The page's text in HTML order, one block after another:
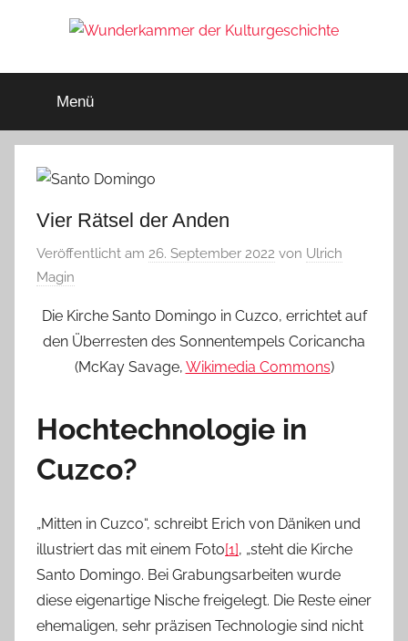
Wunderkammer
der
Kulturgeschichte
Geschichte
&
Archäologie
Menü
Vier Rätsel der Anden
Veröffentlicht am 26. September 2022 von Ulrich
Magin
Die Kirche Santo Domingo in Cuzco, errichtet auf
den Überresten des Sonnentempels Coricancha
(McKay Savage, Wikimedia Commons)
Hochtechnologie in
Cuzco?
„Mitten in Cuzco“, schreibt Erich von Däniken und
illustriert das mit einem Foto[1], „steht die Kirche
Santo Domingo. Bei Grabungsarbeiten wurde
diese eigenartige Nische freigelegt. Die Reste einer
ehemaligen, sehr präzisen Technologie sind nicht